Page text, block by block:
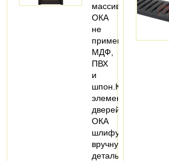
массива.Фабрика
ОКА
не
применяет
МДФ,
ПВХ
и
шпон.Каждый
элемент
дверей
ОКА
шлифуется
вручную.Каждая
деталь